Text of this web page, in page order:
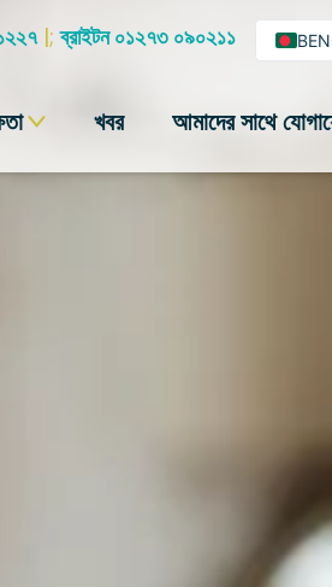
|;ব্রাইটন ০১২৭৩ ০৯০২১১
খবর আমাদের সাথে